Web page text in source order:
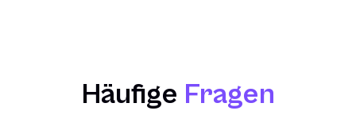
Häufige Fragen